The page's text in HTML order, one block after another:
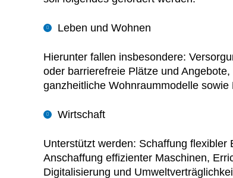
Leben und Wohnen
Hierunter fallen insbesondere:
oder barrierefreie Plätze und
ganzheitliche Wohnraummodelle sowie
Wirtschaft
Unterstützt werden: Schaffung
Anschaffung effizienter Maschinen,
Digitalisierung und